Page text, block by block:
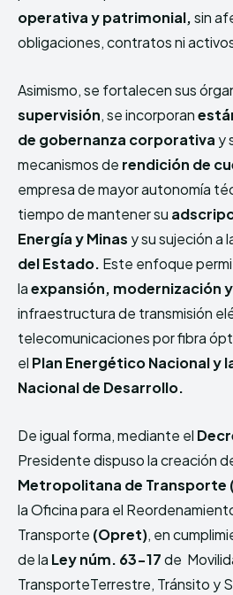
operativa y patrimonial,sin
obligaciones, contratos ni
Asimismo, se fortalecen sus
supervisión, se incorporan
de gobernanza corporativa y
mecanismos de rendición de
empresa de mayor autonomía
tiempo de mantener su
Energía y Minas y su sujeción a
del Estado. Este enfoque
laexpansión, modernización
infraestructura de transmisión
telecomunicaciones por fibra
el Plan Energético Nacional y
Nacional de Desarrollo.
De igual forma, mediante el
Presidente dispuso la creación
Metropolitana de Transporte
la Oficina para el
Transporte (Opret), en
de la Ley núm. 63-17de
TransporteTerrestre, Tránsito y